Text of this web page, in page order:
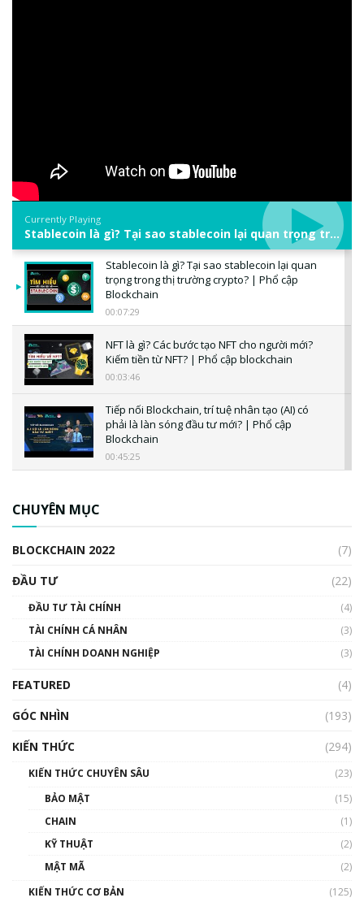
Currently Playing
Stablecoin là gì? Tại sao stablecoin lại quan trọng trong thị trường crypto? | Phổ cập Blockchain
Stablecoin là gì? Tại sao stablecoin lại quan
trọng trong thị trường crypto? | Phổ cập
Blockchain
00:07:29
NFT là gì? Các bước tạo NFT cho người mới?
Kiếm tiền từ NFT? | Phổ cập blockchain
00:03:46
Tiếp nối Blockchain, trí tuệ nhân tạo (AI) có
phải là làn sóng đầu tư mới? | Phổ cập
Blockchain
00:45:25
00:02:14
Nhìn lại năm 2022: Những sự kiện ảnh hưởng
đến hệ sinh thái tiền mã hoá | Phổ cập
00:43:47
CHUYÊN MỤC
BLOCKCHAIN 2022
(7)
ĐẦU TƯ
(22)
ĐẦU TƯ TÀI CHÍNH
(4)
TÀI CHÍNH CÁ NHÂN
(3)
TÀI CHÍNH DOANH NGHIỆP
(3)
FEATURED
(4)
GÓC NHÌN
(193)
KIẾN THỨC
(294)
KIẾN THỨC CHUYÊN SÂU
(23)
BẢO MẬT
(15)
CHAIN
(1)
KỸ THUẬT
(2)
MẬT MÃ
(2)
KIẾN THỨC CƠ BẢN
(125)